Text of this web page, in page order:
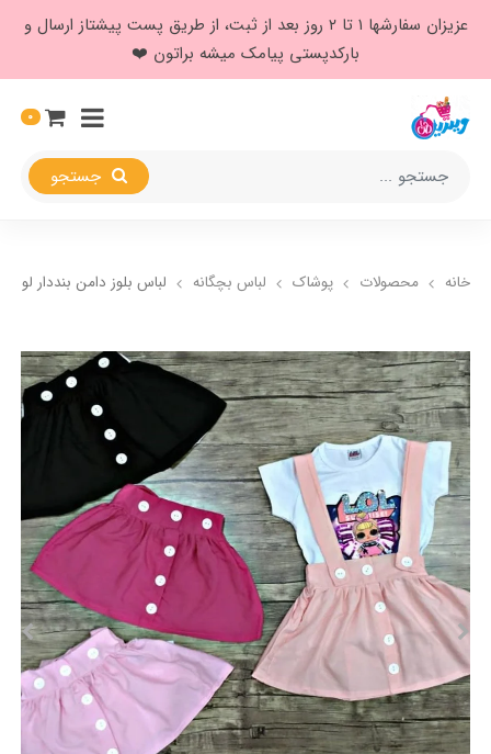
عزیزان سفارشها ۱ تا ۲ روز بعد از ثبت، از طریق پست پیشتاز ارسال و
بارکدپستی پیامک میشه براتون ❤️
0
خانه محصولات پوشاک لباس بچگانه لباس بلوز دامن بنددار لول